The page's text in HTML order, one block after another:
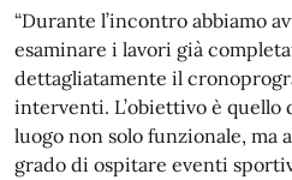
“Durante l’incontro abbiamo
esaminare i lavori già
dettagliatamente il
interventi. L’obiettivo è
luogo non solo funzionale, ma
grado di ospitare eventi